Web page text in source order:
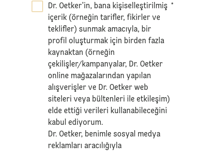
Dr. Oetker’in, bana kişiselleştirilmiş
içerik (örneğin tarifler, fikirler ve
teklifler) sunmak amacıyla, bir
profil oluşturmak için birden fazla
kaynaktan (örneğin
çekilişler/kampanyalar, Dr. Oetker
online mağazalarından yapılan
alışverişler ve Dr. Oetker web
siteleri veya bültenleri ile etkileşim)
elde ettiği verileri kullanabileceğini
kabul ediyorum.
Dr. Oetker, benimle sosyal medya
reklamları aracılığıyla
*